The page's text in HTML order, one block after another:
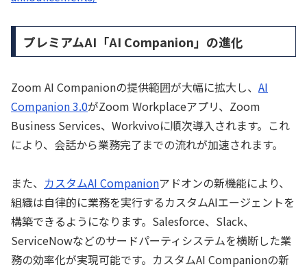
プレミアムAI「AI Companion」の進化
Zoom AI Companionの提供範囲が大幅に拡大し、 AI
Companion 3.0がZoom Workplaceアプリ、Zoom
Business Services、Workvivoに順次導入されます。これ
により、会話から業務完了までの流れが加速されます。
また、 カスタムAI Companionアドオンの新機能により、
組織は自律的に業務を実行するカスタムAIエージェントを
構築できるようになります。Salesforce、Slack、
ServiceNowなどのサードパーティシステムを横断した業
務の効率化が実現可能です。カスタムAI Companionの新